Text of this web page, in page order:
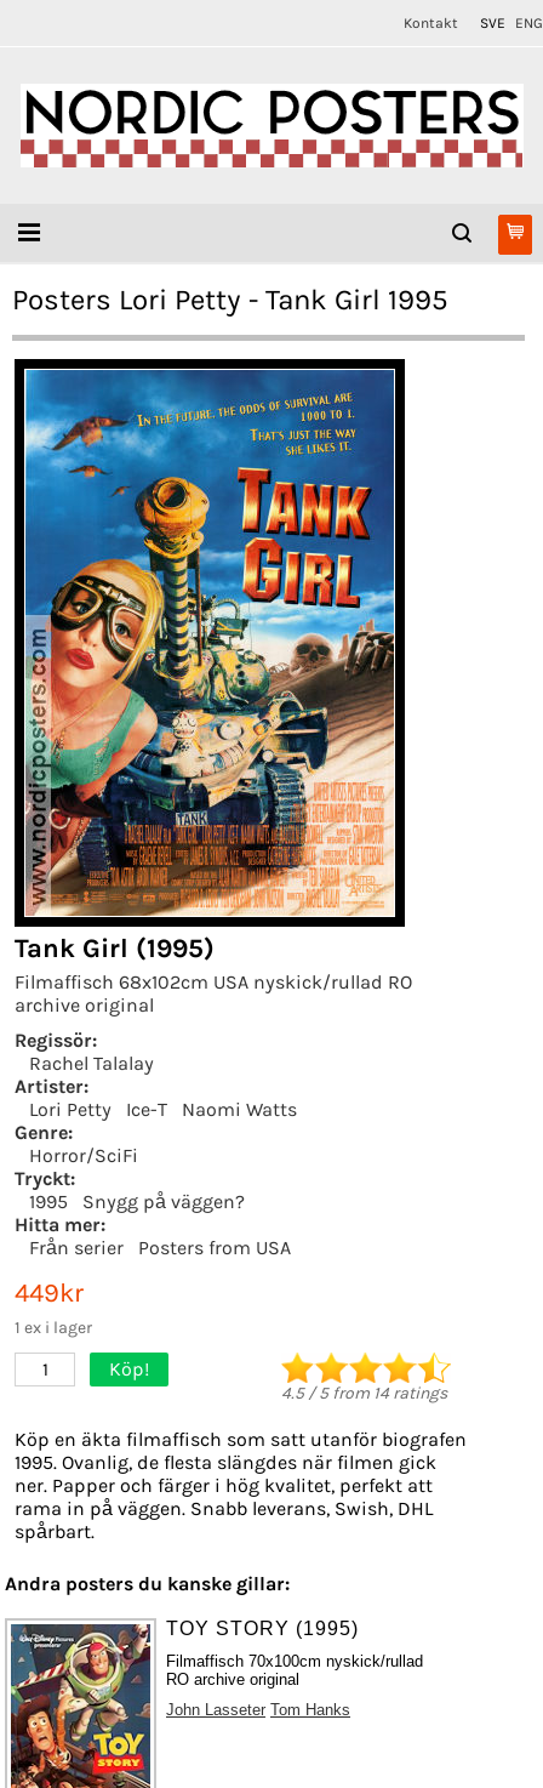
Kontakt SVE ENG
Posters Lori Petty - Tank Girl 1995
Tank Girl (1995)
Filmaffisch 68x102cm USA nyskick/rullad RO
archive original
Regissör:
Rachel Talalay
Artister:
Lori Petty
Ice-T
Naomi Watts
Genre:
Horror/SciFi
Tryckt:
1995
Snygg på väggen?
Hitta mer:
Från serier
Posters from USA
449kr
1 ex i lager
1 Köp!
4.5/5from 14 ratings
Köp en äkta filmaffisch som satt utanför biografen
1995. Ovanlig, de flesta slängdes när filmen gick
ner. Papper och färger i hög kvalitet, perfekt att
rama in på väggen. Snabb leverans, Swish, DHL
spårbart.
Andra posters du kanske gillar:
TOY STORY (1995)
Filmaffisch 70x100cm nyskick/rullad
RO archive original
John Lasseter Tom Hanks